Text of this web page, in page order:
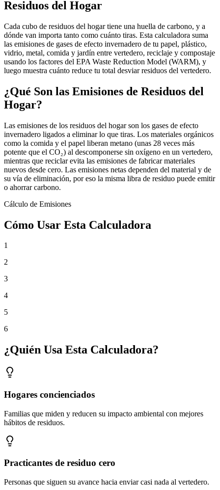
Residuos del Hogar
Cada cubo de residuos del hogar tiene una huella de carbono, y a
dónde van importa tanto como cuánto tiras. Esta calculadora suma
las emisiones de gases de efecto invernadero de tu papel, plástico,
vidrio, metal, comida y jardín entre vertedero, reciclaje y compostaje
usando los factores del EPA Waste Reduction Model (WARM), y
luego muestra cuánto reduce tu total desviar residuos del vertedero.
¿Qué Son las Emisiones de Residuos del
Hogar?
Las emisiones de los residuos del hogar son los gases de efecto
invernadero ligados a eliminar lo que tiras. Los materiales orgánicos
como la comida y el papel liberan metano (unas 28 veces más
potente que el CO₂) al descomponerse sin oxígeno en un vertedero,
mientras que reciclar evita las emisiones de fabricar materiales
nuevos desde cero. Las emisiones netas dependen del material y de
su vía de eliminación, por eso la misma libra de residuo puede emitir
o ahorrar carbono.
Cálculo de Emisiones
Cómo Usar Esta Calculadora
1
2
3
4
5
6
¿Quién Usa Esta Calculadora?
Hogares concienciados
Familias que miden y reducen su impacto ambiental con mejores
hábitos de residuos.
Practicantes de residuo cero
Personas que siguen su avance hacia enviar casi nada al vertedero.